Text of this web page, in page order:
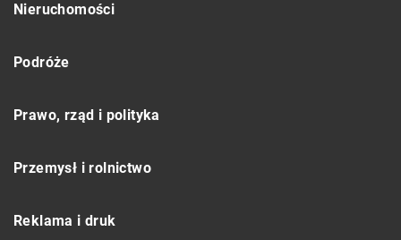
Nieruchomości
Podróże
Prawo, rząd i polityka
Przemysł i rolnictwo
Reklama i druk